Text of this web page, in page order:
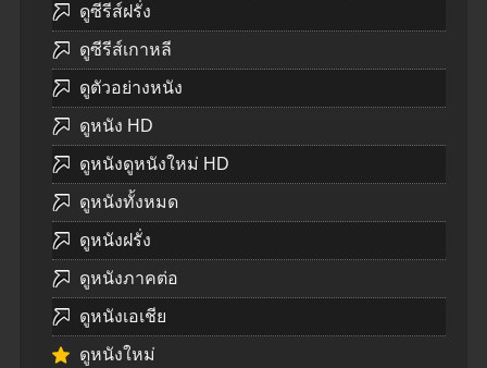
ดูซีรีส์ฝรั่ง
ดูซีรีส์เกาหลี
ดูตัวอย่างหนัง
ดูหนัง HD
ดูหนังดูหนังใหม่ HD
ดูหนังทั้งหมด
ดูหนังฝรั่ง
ดูหนังภาคต่อ
ดูหนังเอเชีย
ดูหนังใหม่